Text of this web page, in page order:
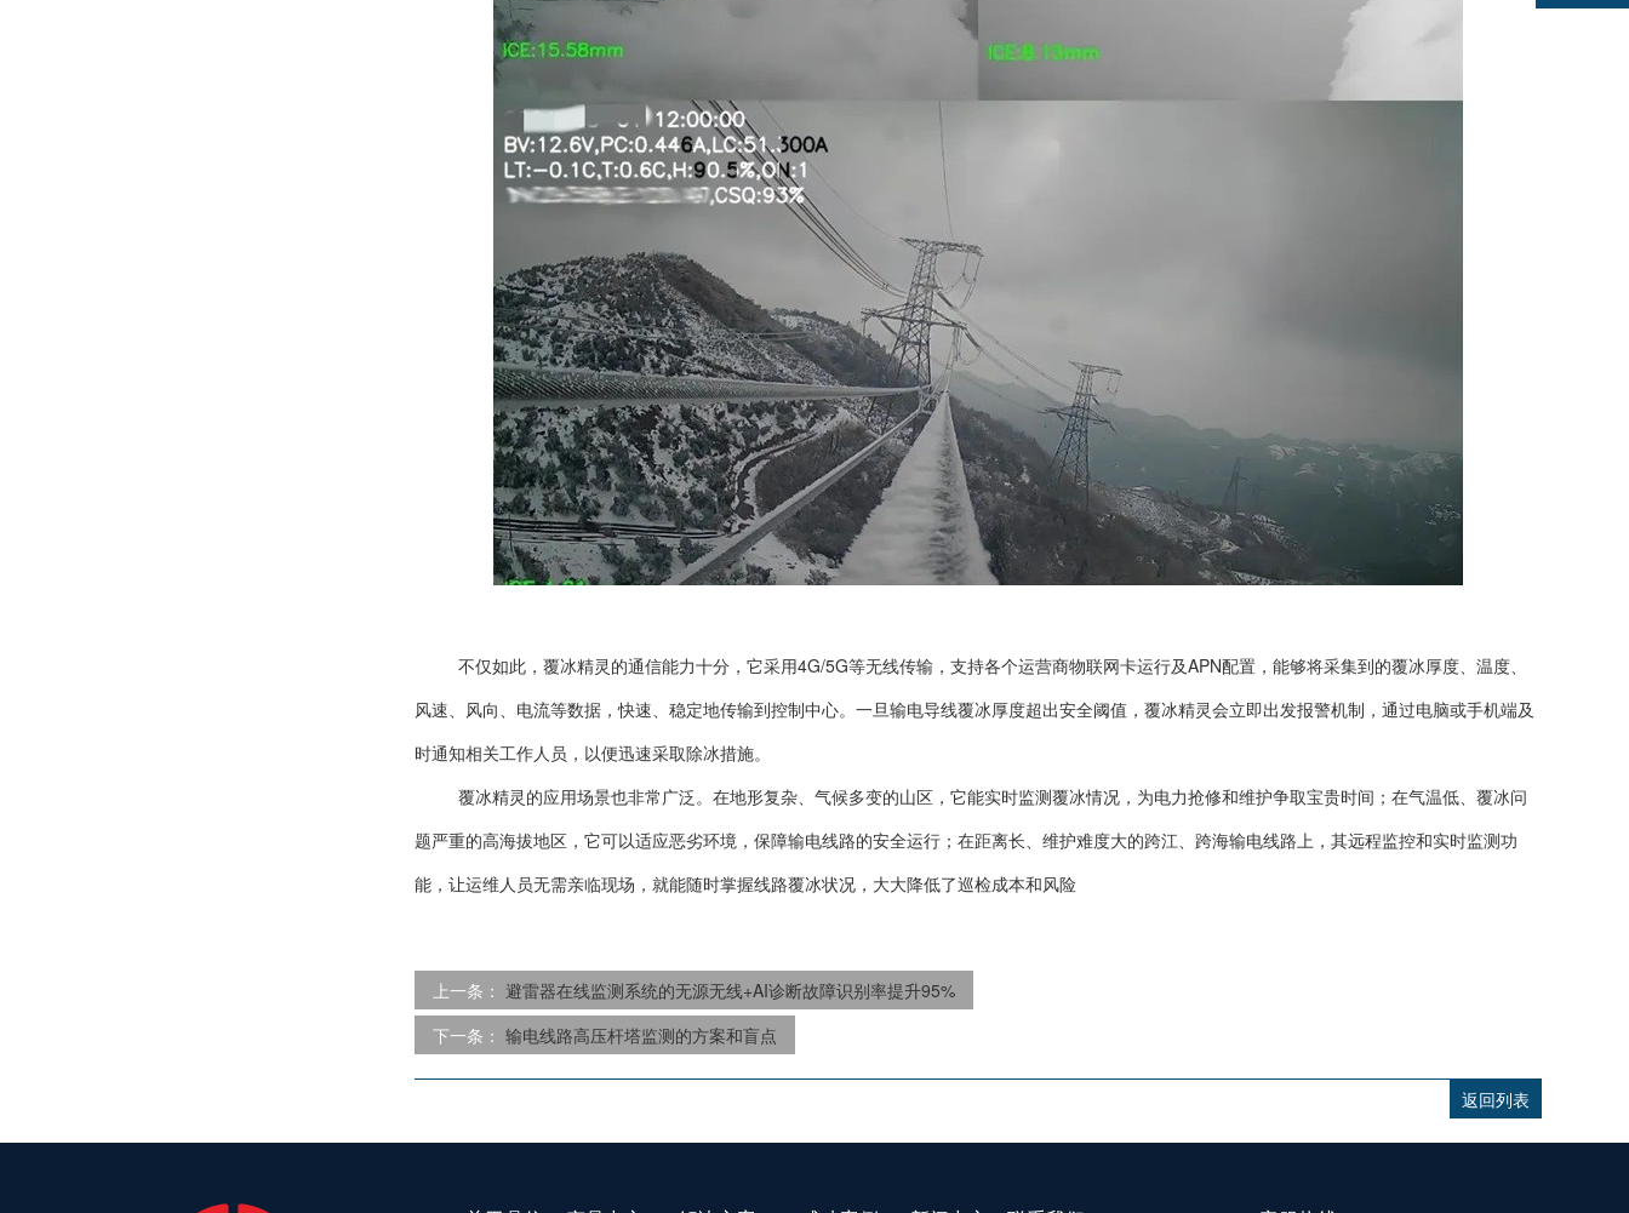
不仅如此，覆冰精灵的通信能力十分，它采用4G/5G等无线传输，支持各个运营商物联网卡运行及APN配置，能够将采集到的覆冰厚度、温度、
风速、风向、电流等数据，快速、稳定地传输到控制中心。一旦输电导线覆冰厚度超出安全阈值，覆冰精灵会立即出发报警机制，通过电脑或手机端及
时通知相关工作人员，以便迅速采取除冰措施。
覆冰精灵的应用场景也非常广泛。在地形复杂、气候多变的山区，它能实时监测覆冰情况，为电力抢修和维护争取宝贵时间；在气温低、覆冰问
题严重的高海拔地区，它可以适应恶劣环境，保障输电线路的安全运行；在距离长、维护难度大的跨江、跨海输电线路上，其远程监控和实时监测功
能，让运维人员无需亲临现场，就能随时掌握线路覆冰状况，大大降低了巡检成本和风险
上一条： 避雷器在线监测系统的无源无线+AI诊断故障识别率提升95%
下一条： 输电线路高压杆塔监测的方案和盲点
返回列表